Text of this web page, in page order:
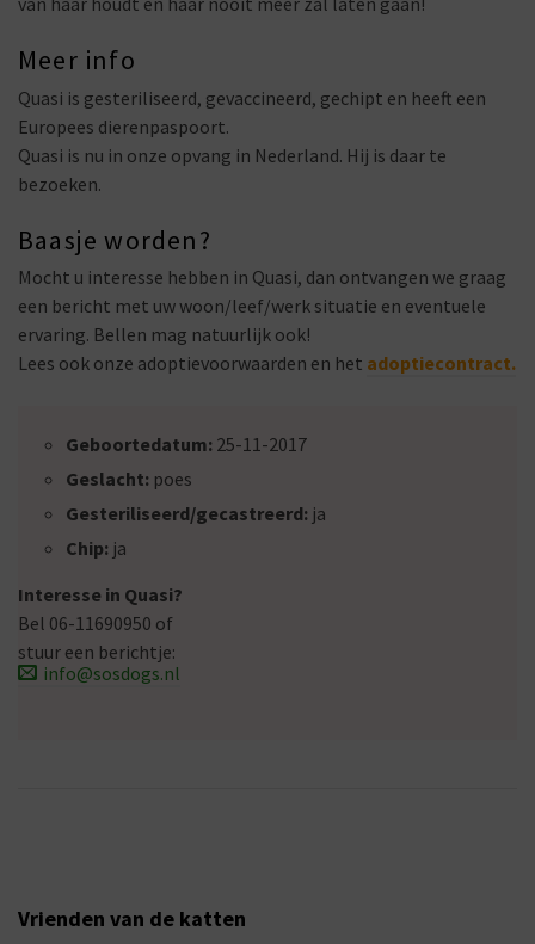
Meer info
Quasi is gesteriliseerd, gevaccineerd, gechipt en heeft een
Europees dierenpaspoort.
Quasi is nu in onze opvang in Nederland. Hij is daar te
bezoeken.
Baasje worden?
Mocht u interesse hebben in Quasi, dan ontvangen we graag
een bericht met uw woon/leef/werk situatie en eventuele
ervaring. Bellen mag natuurlijk ook!
Lees ook onze adoptievoorwaarden en het adoptiecontract.
Geboortedatum: 25-11-2017
Geslacht: poes
Gesteriliseerd/gecastreerd: ja
Chip: ja
Interesse in Quasi?
Bel 06-11690950 of
stuur een berichtje:
info@sosdogs.nl
Vrienden van de katten